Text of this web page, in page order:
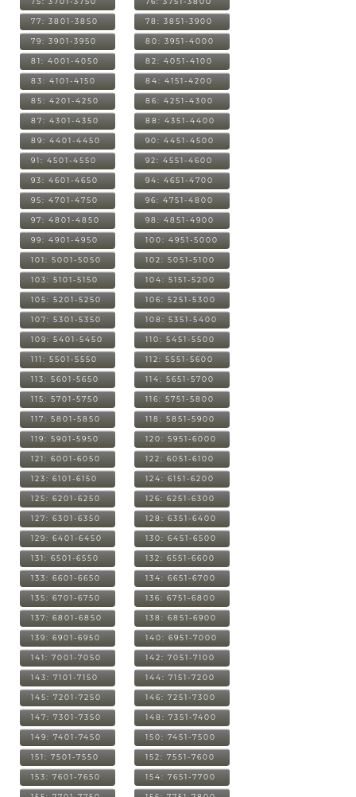
77: 3801-3850 78: 3851-3900
79: 3901-3950 80: 3951-4000
81: 4001-4050 82: 4051-4100
83: 4101-4150 84: 4151-4200
85: 4201-4250 86: 4251-4300
87: 4301-4350 88: 4351-4400
89: 4401-4450 90: 4451-4500
91: 4501-4550 92: 4551-4600
93: 4601-4650 94: 4651-4700
95: 4701-4750 96: 4751-4800
97: 4801-4850 98: 4851-4900
99: 4901-4950 100: 4951-5000
101: 5001-5050 102: 5051-5100
103: 5101-5150 104: 5151-5200
105: 5201-5250 106: 5251-5300
107: 5301-5350 108: 5351-5400
109: 5401-5450 110: 5451-5500
111: 5501-5550 112: 5551-5600
113: 5601-5650 114: 5651-5700
115: 5701-5750 116: 5751-5800
117: 5801-5850 118: 5851-5900
119: 5901-5950 120: 5951-6000
121: 6001-6050 122: 6051-6100
123: 6101-6150 124: 6151-6200
125: 6201-6250 126: 6251-6300
127: 6301-6350 128: 6351-6400
129: 6401-6450 130: 6451-6500
131: 6501-6550 132: 6551-6600
133: 6601-6650 134: 6651-6700
135: 6701-6750 136: 6751-6800
137: 6801-6850 138: 6851-6900
139: 6901-6950 140: 6951-7000
141: 7001-7050 142: 7051-7100
143: 7101-7150 144: 7151-7200
145: 7201-7250 146: 7251-7300
147: 7301-7350 148: 7351-7400
149: 7401-7450 150: 7451-7500
151: 7501-7550 152: 7551-7600
153: 7601-7650 154: 7651-7700